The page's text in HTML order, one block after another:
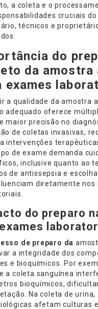
a coleta e o
cruciais do
técnicos e
do
da amostra
exames
a qualidade da amostra
adequado oferece
maior precisão no
de coletas invasivas,
intervenções
de exame demanda
inclusive quanto ao
de antissepsia e
diretamente nos
do preparo
de preparo da
a integridade dos
e bioquímicos. Por
a coleta sanguínea
bioquímicos,
Na coleta de urina,
afetam culturas